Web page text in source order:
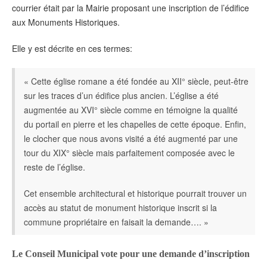
courrier était par la Mairie proposant une inscription de l’édifice
aux Monuments Historiques.
Elle y est décrite en ces termes:
« Cette église romane a été fondée au XII° siècle, peut-être
sur les traces d’un édifice plus ancien. L’église a été
augmentée au XVI° siècle comme en témoigne la qualité
du portail en pierre et les chapelles de cette époque. Enfin,
le clocher que nous avons visité a été augmenté par une
tour du XIX° siècle mais parfaitement composée avec le
reste de l’église.
Cet ensemble architectural et historique pourrait trouver un
accès au statut de monument historique inscrit si la
commune propriétaire en faisait la demande…. »
Le Conseil Municipal vote pour une demande d’inscription